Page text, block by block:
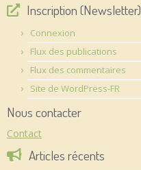
Inscription (Newsletter)
Connexion
Flux des publications
Flux des commentaires
Site de WordPress-FR
Nous contacter
Contact
Articles récents